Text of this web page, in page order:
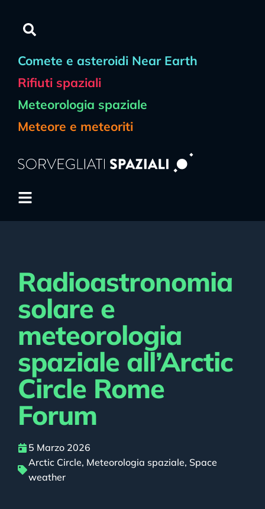
Comete e asteroidi Near Earth
Rifiuti spaziali
Meteorologia spaziale
Meteore e meteoriti
Radioastronomia
solare e
meteorologia
spaziale all’Arctic
Circle Rome
Forum
5 Marzo 2026
Arctic Circle, Meteorologia spaziale, Space
weather